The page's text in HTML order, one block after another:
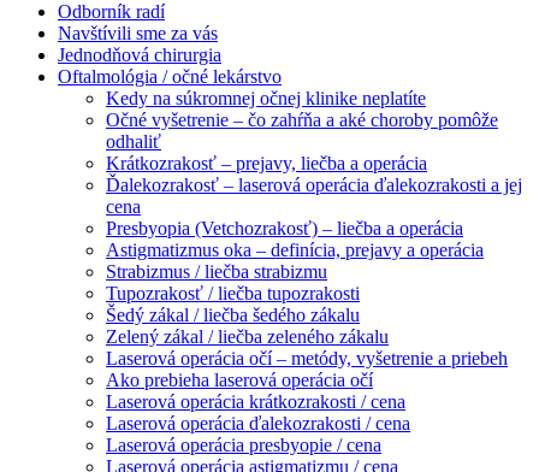
Odborník radí
Navštívili sme za vás
Jednodňová chirurgia
Oftalmológia / očné lekárstvo
Kedy na súkromnej očnej klinike neplatíte
Očné vyšetrenie – čo zahŕňa a aké choroby pomôže
odhaliť
Krátkozrakosť – prejavy, liečba a operácia
Ďalekozrakosť – laserová operácia ďalekozrakosti a jej
cena
Presbyopia (Vetchozrakosť) – liečba a operácia
Astigmatizmus oka – definícia, prejavy a operácia
Strabizmus / liečba strabizmu
Tupozrakosť / liečba tupozrakosti
Šedý zákal / liečba šedého zákalu
Zelený zákal / liečba zeleného zákalu
Laserová operácia očí – metódy, vyšetrenie a priebeh
Ako prebieha laserová operácia očí
Laserová operácia krátkozrakosti / cena
Laserová operácia ďalekozrakosti / cena
Laserová operácia presbyopie / cena
Laserová operácia astigmatizmu / cena